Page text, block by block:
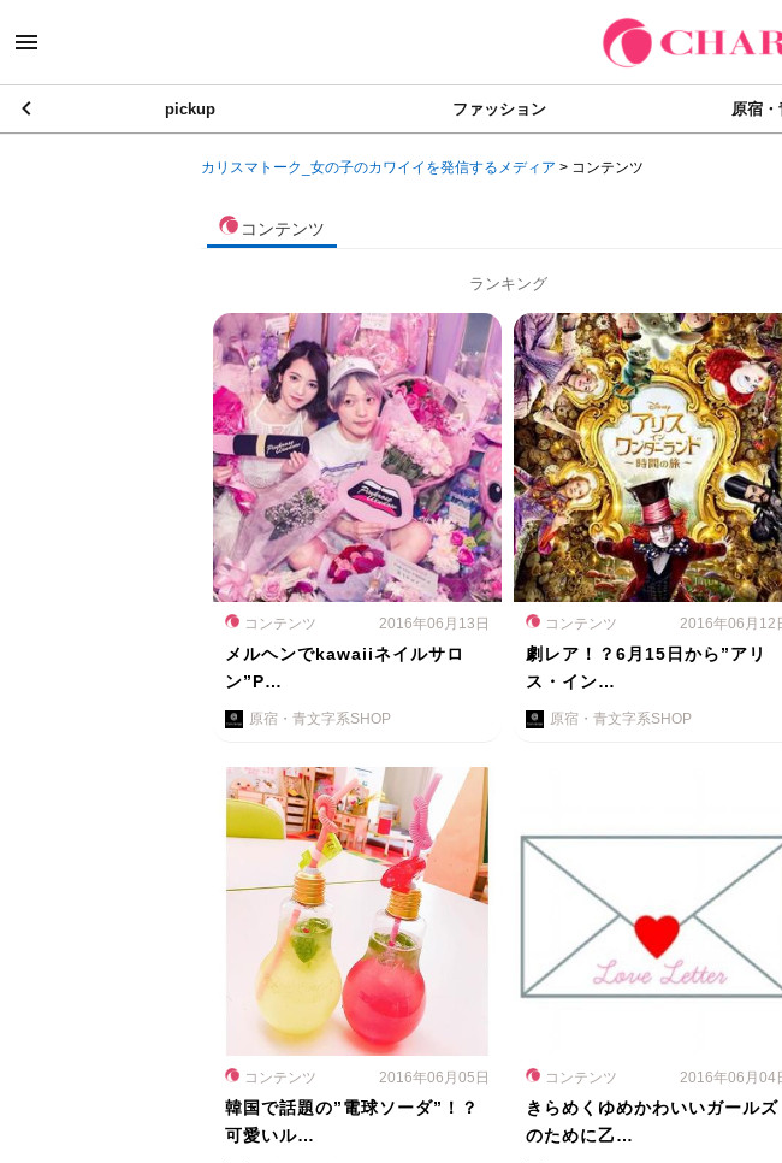
pickup ファッション 原宿
カリスマトーク_女の子のカワイイを発信するメディア > コンテンツ
コンテンツ
ランキング
コンテンツ 2016年06月13日
メルヘンでkawaiiネイルサロ
ン”P…
原宿・青文字系SHOP
コンテンツ 2016年06月12
劇レア！？6月15日から”アリ
ス・イン…
原宿・青文字系SHOP
コンテンツ 2016年06月05日
韓国で話題の”電球ソーダ”！？
可愛いル…
コンテンツ 2016年06月04
きらめくゆめかわいいガールズ
のために乙…